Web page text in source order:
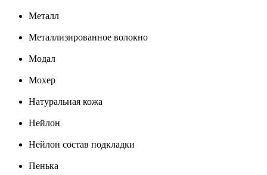
Металл
Металлизированное волокно
Модал
Мохер
Натуральная кожа
Нейлон
Нейлон состав подкладки
Пенька